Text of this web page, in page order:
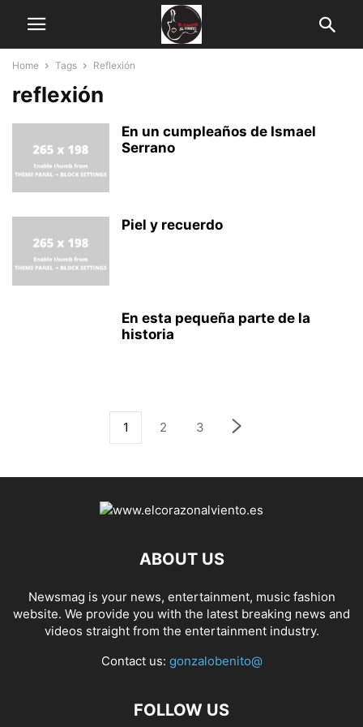
Home Tags Reflexión
reflexión
En un cumpleaños de Ismael
Serrano
Piel y recuerdo
En esta pequeña parte de la
historia
1 2 3
ABOUT US
Newsmag is your news, entertainment, music fashion
website. We provide you with the latest breaking news and
videos straight from the entertainment industry.
Contact us: gonzalobenito@
FOLLOW US